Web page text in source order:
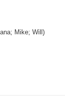
Mike; Will)